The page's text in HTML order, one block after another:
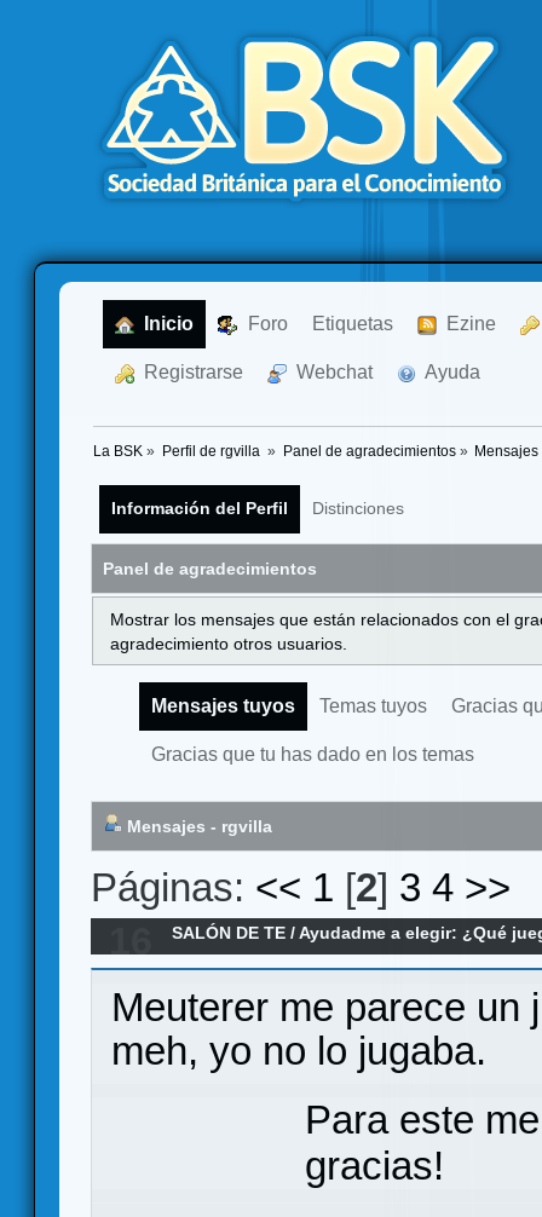
Inicio Foro Etiquetas Ezine
Registrarse Webchat Ayuda
La BSK » Perfil de rgvilla » Panel de agradecimientos» Mensajes
Información del Perfil Distinciones
Panel de agradecimientos
Mostrar los mensajes que están relacionados con el
agradecimiento otros usuarios.
Mensajes tuyos Temas tuyos Gracias
Gracias que tu has dado en los temas
Mensajes - rgvilla
Páginas: << 1 [2] 3 4 >>
SALÓN DE TE /Ayudadme a elegir: ¿Qué
portátil para sacar y jugar en cualquier sitio.
Meuterer me parece un
meh, yo no lo jugaba.
Para este
gracias!